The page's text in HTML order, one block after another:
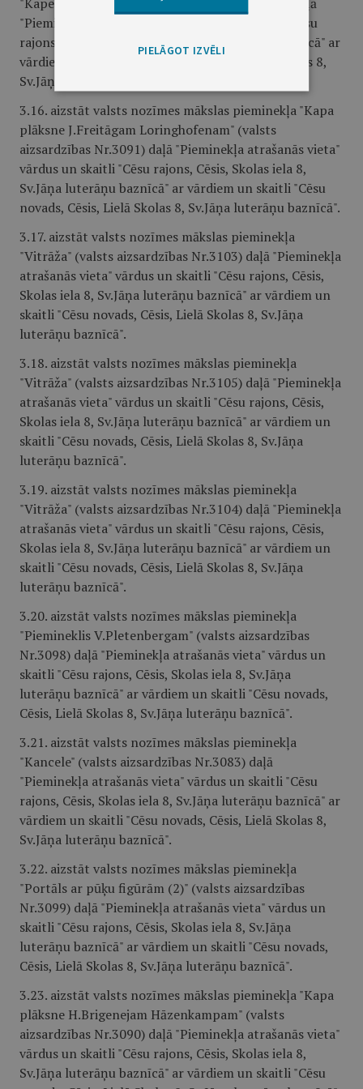
"Pieminekļa atrašanās vieta" vārdus un skaitli "Cēsu
rajons, Cēsis, Skolas iela 8, Sv.Jāņa luterāņu baznīcā" ar
vārdiem un skaitli "Cēsu novads, Cēsis, Lielā Skolas 8,
Sv.Jāņa luterāņu baznīcā".
3.16. aizstāt valsts nozīmes mākslas pieminekļa "Kapa
plāksne J.Freitāgam Loringhofenam" (valsts
aizsardzības Nr.3091) daļā "Pieminekļa atrašanās vieta"
vārdus un skaitli "Cēsu rajons, Cēsis, Skolas iela 8,
Sv.Jāņa luterāņu baznīcā" ar vārdiem un skaitli "Cēsu
novads, Cēsis, Lielā Skolas 8, Sv.Jāņa luterāņu baznīcā".
3.17. aizstāt valsts nozīmes mākslas pieminekļa
"Vitrāža" (valsts aizsardzības Nr.3103) daļā "Pieminekļa
atrašanās vieta" vārdus un skaitli "Cēsu rajons, Cēsis,
Skolas iela 8, Sv.Jāņa luterāņu baznīcā" ar vārdiem un
skaitli "Cēsu novads, Cēsis, Lielā Skolas 8, Sv.Jāņa
luterāņu baznīcā".
3.18. aizstāt valsts nozīmes mākslas pieminekļa
"Vitrāža" (valsts aizsardzības Nr.3105) daļā "Pieminekļa
atrašanās vieta" vārdus un skaitli "Cēsu rajons, Cēsis,
Skolas iela 8, Sv.Jāņa luterāņu baznīcā" ar vārdiem un
skaitli "Cēsu novads, Cēsis, Lielā Skolas 8, Sv.Jāņa
luterāņu baznīcā".
3.19. aizstāt valsts nozīmes mākslas pieminekļa
"Vitrāža" (valsts aizsardzības Nr.3104) daļā "Pieminekļa
atrašanās vieta" vārdus un skaitli "Cēsu rajons, Cēsis,
Skolas iela 8, Sv.Jāņa luterāņu baznīcā" ar vārdiem un
skaitli "Cēsu novads, Cēsis, Lielā Skolas 8, Sv.Jāņa
luterāņu baznīcā".
3.20. aizstāt valsts nozīmes mākslas pieminekļa
"Piemineklis V.Pletenbergam" (valsts aizsardzības
Nr.3098) daļā "Pieminekļa atrašanās vieta" vārdus un
skaitli "Cēsu rajons, Cēsis, Skolas iela 8, Sv.Jāņa
luterāņu baznīcā" ar vārdiem un skaitli "Cēsu novads,
Cēsis, Lielā Skolas 8, Sv.Jāņa luterāņu baznīcā".
3.21. aizstāt valsts nozīmes mākslas pieminekļa
"Kancele" (valsts aizsardzības Nr.3083) daļā
"Pieminekļa atrašanās vieta" vārdus un skaitli "Cēsu
rajons, Cēsis, Skolas iela 8, Sv.Jāņa luterāņu baznīcā" ar
vārdiem un skaitli "Cēsu novads, Cēsis, Lielā Skolas 8,
Sv.Jāņa luterāņu baznīcā".
3.22. aizstāt valsts nozīmes mākslas pieminekļa
"Portāls ar pūķu figūrām (2)" (valsts aizsardzības
Nr.3099) daļā "Pieminekļa atrašanās vieta" vārdus un
skaitli "Cēsu rajons, Cēsis, Skolas iela 8, Sv.Jāņa
luterāņu baznīcā" ar vārdiem un skaitli "Cēsu novads,
Cēsis, Lielā Skolas 8, Sv.Jāņa luterāņu baznīcā".
3.23. aizstāt valsts nozīmes mākslas pieminekļa "Kapa
plāksne H.Brigenejam Hāzenkampam" (valsts
aizsardzības Nr.3090) daļā "Pieminekļa atrašanās vieta"
vārdus un skaitli "Cēsu rajons, Cēsis, Skolas iela 8,
Sv.Jāņa luterāņu baznīcā" ar vārdiem un skaitli "Cēsu
PIELĀGOT IZVĒLI